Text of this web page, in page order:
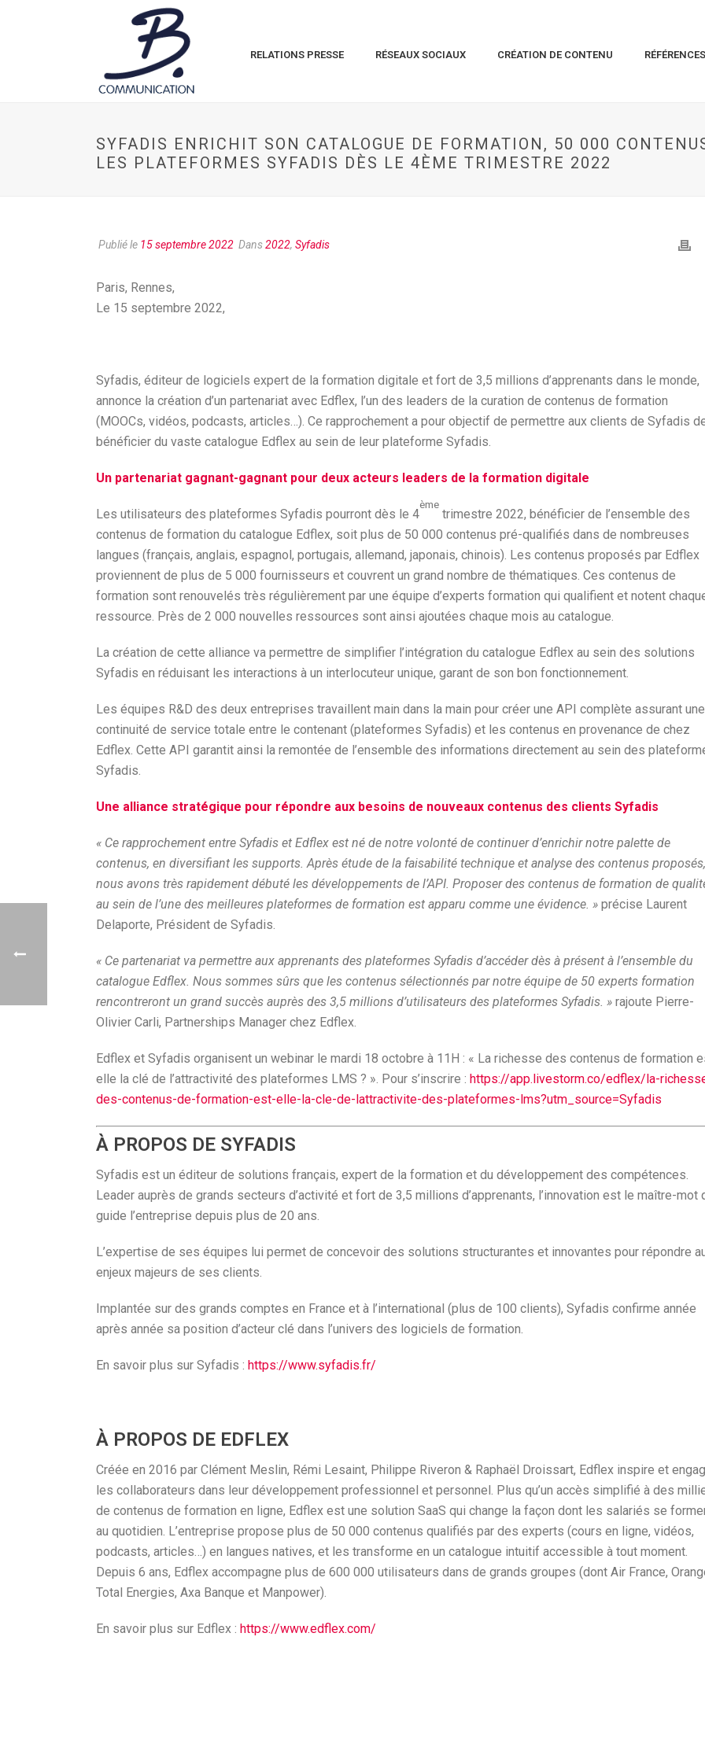
RELATIONS PRESSE RÉSEAUX SOCIAUX CRÉATION DE CONTENU RÉFÉRENCES
SYFADIS ENRICHIT SON CATALOGUE DE FORMATION, 50 000
LES PLATEFORMES SYFADIS DÈS LE 4ÈME TRIMESTRE 2022
Publié le 15 septembre 2022 Dans2022, Syfadis
Paris, Rennes,
Le 15 septembre 2022,
Syfadis, éditeur de logiciels expert de la formation digitale et fort de 3,5 millions d’apprenants dans le monde,
annonce la création d’un partenariat avec Edflex, l’un des leaders de la curation de contenus de formation
(MOOCs, vidéos, podcasts, articles…). Ce rapprochement a pour objectif de permettre aux clients de Syfadis
bénéficier du vaste catalogue Edflex au sein de leur plateforme Syfadis.
Un partenariat gagnant-gagnant pour deux acteurs leaders de la formation digitale
Les utilisateurs des plateformes Syfadis pourront dès le 4
ème
trimestre 2022, bénéficier de l’ensemble des
contenus de formation du catalogue Edflex, soit plus de 50 000 contenus pré-qualifiés dans de nombreuses
langues (français, anglais, espagnol, portugais, allemand, japonais, chinois). Les contenus proposés par Edflex
proviennent de plus de 5 000 fournisseurs et couvrent un grand nombre de thématiques. Ces contenus de
formation sont renouvelés très régulièrement par une équipe d’experts formation qui qualifient et notent
ressource. Près de 2 000 nouvelles ressources sont ainsi ajoutées chaque mois au catalogue.
La création de cette alliance va permettre de simplifier l’intégration du catalogue Edflex au sein des solutions
Syfadis en réduisant les interactions à un interlocuteur unique, garant de son bon fonctionnement.
Les équipes R&D des deux entreprises travaillent main dans la main pour créer une API complète assurant une
continuité de service totale entre le contenant (plateformes Syfadis) et les contenus en provenance de chez
Edflex. Cette API garantit ainsi la remontée de l’ensemble des informations directement au sein des
Syfadis.
Une alliance stratégique pour répondre aux besoins de nouveaux contenus des clients Syfadis
« Ce rapprochement entre Syfadis et Edflex est né de notre volonté de continuer d’enrichir notre palette de
contenus, en diversifiant les supports. Après étude de la faisabilité technique et analyse des contenus proposés,
nous avons très rapidement débuté les développements de l’API. Proposer des contenus de formation de
au sein de l’une des meilleures plateformes de formation est apparu comme une évidence. » précise Laurent
Delaporte, Président de Syfadis.
« Ce partenariat va permettre aux apprenants des plateformes Syfadis d’accéder dès à présent à l’ensemble du
catalogue Edflex. Nous sommes sûrs que les contenus sélectionnés par notre équipe de 50 experts formation
rencontreront un grand succès auprès des 3,5 millions d’utilisateurs des plateformes Syfadis. » rajoute Pierre-
Olivier Carli, Partnerships Manager chez Edflex.
Edflex et Syfadis organisent un webinar le mardi 18 octobre à 11H : « La richesse des contenus de formation
elle la clé de l’attractivité des plateformes LMS ? ». Pour s’inscrire : https://app.livestorm.co/edflex/la-
des-contenus-de-formation-est-elle-la-cle-de-lattractivite-des-plateformes-lms?utm_source=Syfadis
À PROPOS DE SYFADIS
Syfadis est un éditeur de solutions français, expert de la formation et du développement des compétences.
Leader auprès de grands secteurs d’activité et fort de 3,5 millions d’apprenants, l’innovation est le maître-mot
guide l’entreprise depuis plus de 20 ans.
L’expertise de ses équipes lui permet de concevoir des solutions structurantes et innovantes pour répondre
enjeux majeurs de ses clients.
Implantée sur des grands comptes en France et à l’international (plus de 100 clients), Syfadis confirme année
après année sa position d’acteur clé dans l’univers des logiciels de formation.
En savoir plus sur Syfadis : https://www.syfadis.fr/
À PROPOS DE EDFLEX
Créée en 2016 par Clément Meslin, Rémi Lesaint, Philippe Riveron & Raphaël Droissart, Edflex inspire et
les collaborateurs dans leur développement professionnel et personnel. Plus qu’un accès simplifié à des
de contenus de formation en ligne, Edflex est une solution SaaS qui change la façon dont les salariés se
au quotidien. L’entreprise propose plus de 50 000 contenus qualifiés par des experts (cours en ligne, vidéos,
podcasts, articles…) en langues natives, et les transforme en un catalogue intuitif accessible à tout moment.
Depuis 6 ans, Edflex accompagne plus de 600 000 utilisateurs dans de grands groupes (dont Air France,
Total Energies, Axa Banque et Manpower).
En savoir plus sur Edflex : https://www.edflex.com/